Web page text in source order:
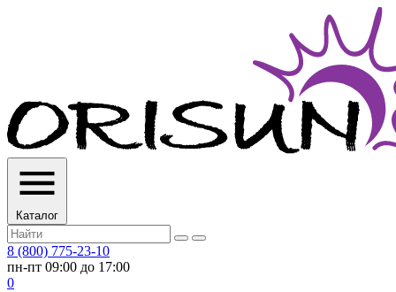
Каталог
8 (800) 775-23-10
пн-пт 09:00 до 17:00
0